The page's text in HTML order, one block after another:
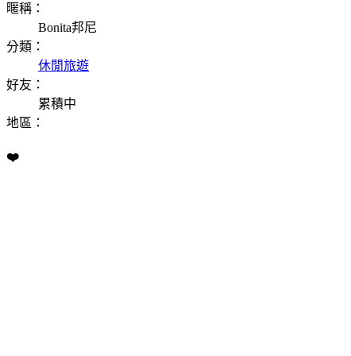
暱稱：
Bonita邦尼
分類：
休閒旅遊
好友：
累積中
地區：
❤️